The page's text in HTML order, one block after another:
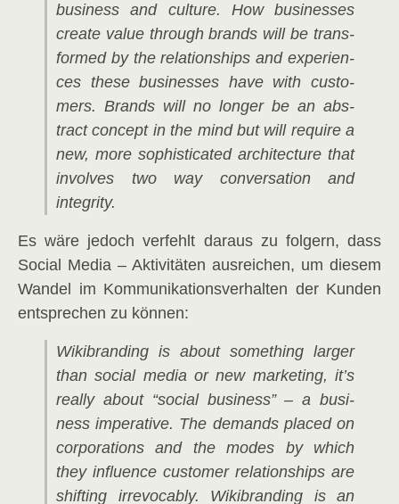
busi­ness and cul­tu­re. How busi­nesses
crea­te value through brands will be trans­
for­med by the rela­ti­onships and expe­ri­en­
ces the­se busi­nesses have with cus­to­
mers. Brands will no lon­ger be an abs­
tract con­cept in the mind but will requi­re a
new, more sophisti­ca­ted archi­tec­tu­re that
invol­ves two way con­ver­sa­ti­on and
integrity.
Es wäre jedoch ver­fehlt dar­aus zu fol­gern, dass
Social Media – Akti­vi­tä­ten aus­rei­chen, um die­sem
Wan­del im Kom­mu­ni­ka­ti­ons­ver­hal­ten der Kun­den
ent­spre­chen zu können:
Wiki­bran­ding is about some­thing lar­ger
than social media or new mar­ke­ting, it’s
real­ly about “social busi­ness” – a busi­
ness impe­ra­ti­ve. The demands pla­ced on
cor­po­ra­ti­ons and the modes by which
they influence cus­to­mer rela­ti­onships are
shif­ting irre­vo­ca­bly. Wiki­bran­ding is an